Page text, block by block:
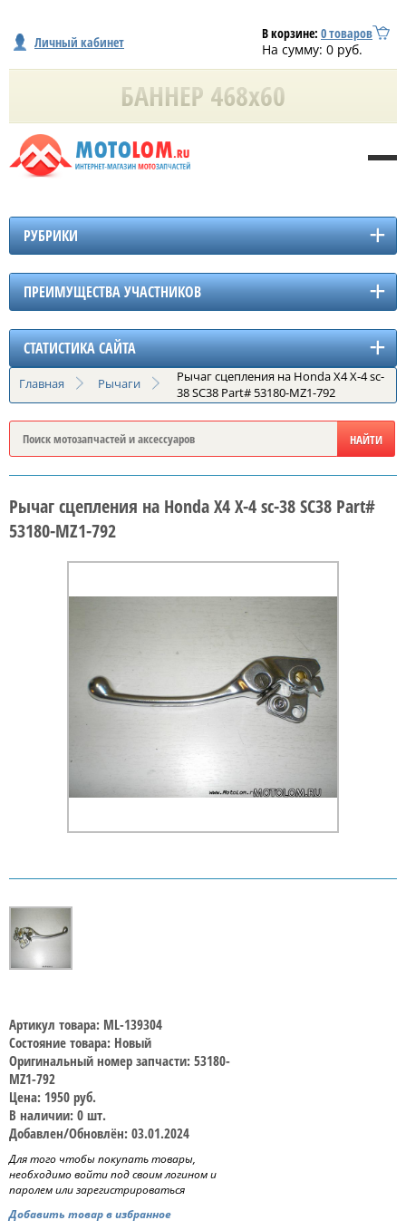
Личный кабинет В корзине: 0товаров
На сумму: 0 руб.
РУБРИКИ
ПРЕИМУЩЕСТВА УЧАСТНИКОВ
СТАТИСТИКА САЙТА
Главная Рычаги
Рычаг сцепления на Honda X4 X-4 sc-
38 SC38 Part# 53180-MZ1-792
Рычаг сцепления на Honda X4 X-4 sc-38 SC38 Part#
53180-MZ1-792
Артикул товара: ML-139304
Состояние товара: Новый
Оригинальный номер запчасти: 53180-
MZ1-792
Цена: 1950 руб.
В наличии: 0 шт.
Добавлен/Обновлён: 03.01.2024
Для того чтобы покупать товары,
необходимо войти под своим логином и
паролем или зарегистрироваться
Добавить товар в избранное